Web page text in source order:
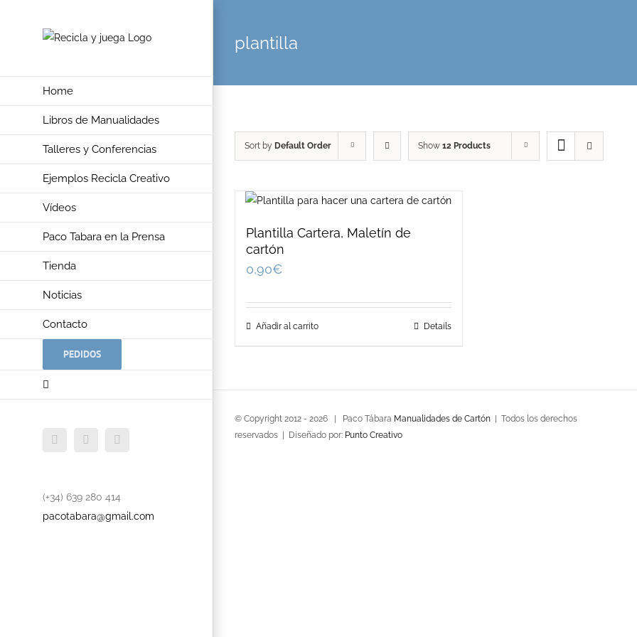
Home
Libros de Manualidades
Talleres y Conferencias
Ejemplos Recicla Creativo
Vídeos
Paco Tabara en la Prensa
Tienda
Noticias
Contacto
PEDIDOS
FacebookTwitter
(+34) 639 280 414
pacotabara@gmail.com
plantilla
Sort by Default Order Show 12 Products
Plantilla Cartera, Maletín de
cartón
0,90€
Añadir al carrito Details
© Copyright 2012 - 2026 | Paco Tábara Manualidades de Cartón | Todos los derechos
reservados | Diseñado por: Punto Creativo